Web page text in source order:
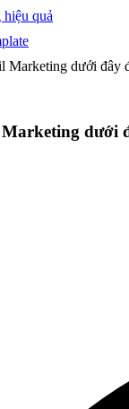
quả
Marketing dưới đây
dưới